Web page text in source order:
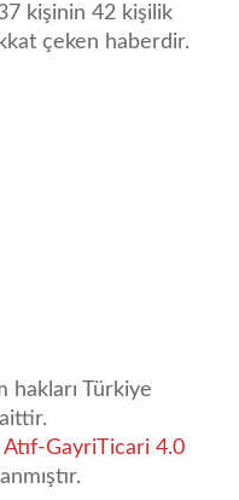
kişinin 42 kişilik
çeken haberdir.
hakları Türkiye
GayriTicari 4.0